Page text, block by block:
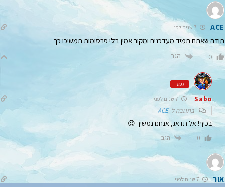
ACE
תודה שאתם תמיד מעדכנים ומקור אמין בלי פרסומות תמשיכו כך
0 הגב
קפטן
Sabo
בתגובה לACE
בכיף! אל תדאג, אנחנו נמשיך 😉
0 הגב
אור